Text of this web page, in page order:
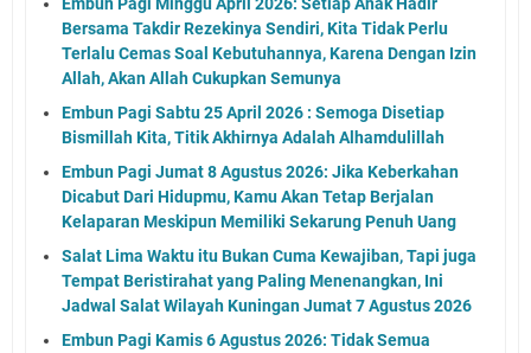
Bersama Takdir Rezekinya Sendiri, Kita Tidak Perlu
Terlalu Cemas Soal Kebutuhannya, Karena Dengan Izin
Allah, Akan Allah Cukupkan Semunya
Embun Pagi Sabtu 25 April 2026 : Semoga Disetiap
Bismillah Kita, Titik Akhirnya Adalah Alhamdulillah
Embun Pagi Jumat 8 Agustus 2026: Jika Keberkahan
Dicabut Dari Hidupmu, Kamu Akan Tetap Berjalan
Kelaparan Meskipun Memiliki Sekarung Penuh Uang
Salat Lima Waktu itu Bukan Cuma Kewajiban, Tapi juga
Tempat Beristirahat yang Paling Menenangkan, Ini
Jadwal Salat Wilayah Kuningan Jumat 7 Agustus 2026
Embun Pagi Kamis 6 Agustus 2026: Tidak Semua